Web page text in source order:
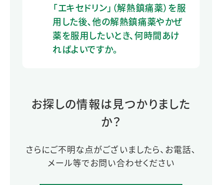
「エキセドリン」（解熱鎮痛薬）を服
用した後、他の解熱鎮痛薬やかぜ
薬を服用したいとき、何時間あけ
ればよいですか。
お探しの情報は見つかりました
か？
さらにご不明な点がございましたら、お電話、
メール等でお問い合わせください